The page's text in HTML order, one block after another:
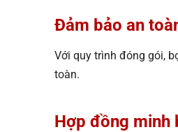
Đảm bảo an
Với quy trình đóng gói,
toàn.
Hợp đồng minh